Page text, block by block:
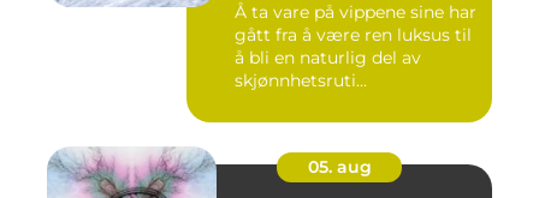
Å ta vare på vippene sine har
gått fra å være ren luksus til
å bli en naturlig del av
skjønnhetsruti...
05. aug